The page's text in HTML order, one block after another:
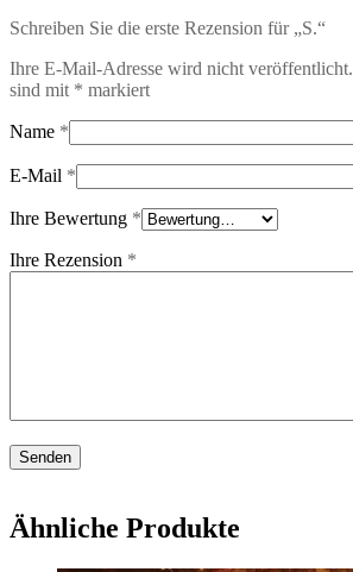
Schreiben Sie die erste Rezension für „S.“
Ihre E-Mail-Adresse wird nicht veröffentlicht.
sind mit * markiert
Name *
E-Mail *
Ihre Bewertung *
Ihre Rezension *
Ähnliche Produkte